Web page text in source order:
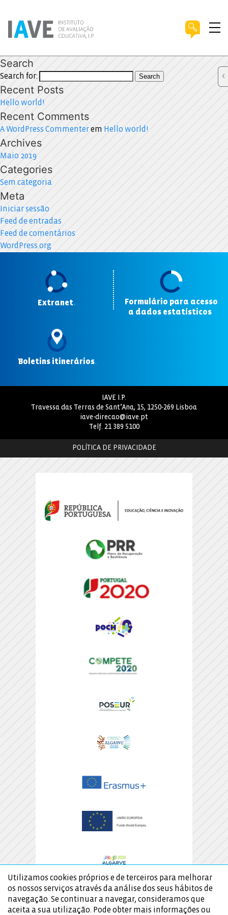
Search
Search for: Search
Recent Posts
Hello world!
Recent Comments
A WordPress Commenterem Hello world!
Archives
Maio 2019
Categories
Sem categoria
Meta
Iniciar sessão
Feed de entradas
Feed de comentários
WordPress.org
Extranet.
Formulário para acesso
a dados estatísticos
Boletins itinerários.
IAVE I.P.
Travessa das Terras de Sant’Ana, 15, 1250-269 Lisboa
iave-direcao@iave.pt
Telf. 21 389 5100
POLÍTICA DE PRIVACIDADE
Utilizamos cookies próprios e de terceiros para melhorar
os nossos serviços através da análise dos seus hábitos de
navegação. Se continuar a navegar, consideramos que
aceita a sua utilização. Pode obter mais informações ou